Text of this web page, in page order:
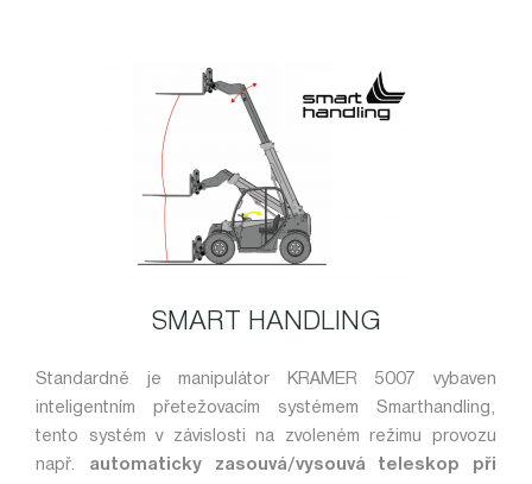
SMART HANDLING
Standardně je manipulátor KRAMER 5007 vybaven
inteligentním přetežovacím systémem Smarthandling,
tento systém v závislosti na zvoleném režimu provozu
např. automaticky zasouvá/vysouvá teleskop při